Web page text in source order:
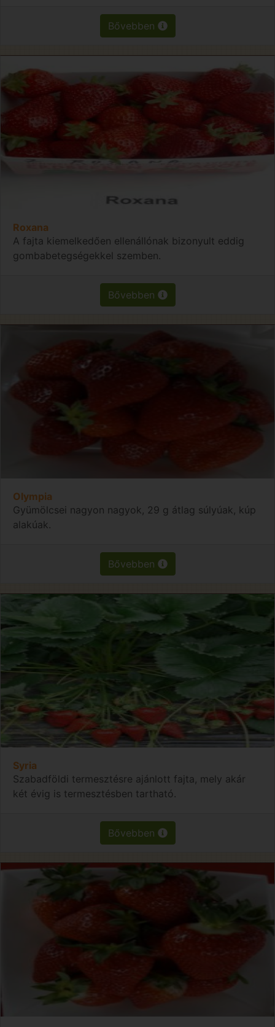
Bővebben
Roxana
A fajta kiemelkedően ellenállónak bizonyult eddig
gombabetegségekkel szemben.
Bővebben
Olympia
Gyümölcsei nagyon nagyok, 29 g átlag súlyúak, kúp
alakúak.
Bővebben
Syria
Szabadföldi termesztésre ajánlott fajta, mely akár
két évig is termesztésben tartható.
Bővebben